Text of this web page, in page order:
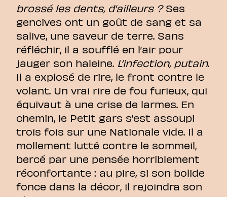
brossé les dents, d’ailleurs ?Ses
gencives ont un goût de sang et sa
salive, une saveur de terre. Sans
réfléchir, il a soufflé en l’air pour
jauger son haleine. L’infection, putain.
Il a explosé de rire, le front contre le
volant. Un vrai rire de fou furieux, qui
équivaut à une crise de larmes. En
chemin, le Petit gars s’est assoupi
trois fois sur une Nationale vide. Il a
mollement lutté contre le sommeil,
bercé par une pensée horriblement
réconfortante : au pire, si son bolide
fonce dans la décor, il rejoindra son